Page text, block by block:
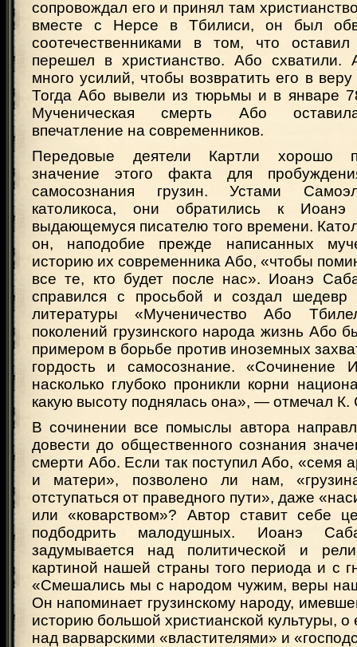
сопровождал его и принял там
вместе с Нерсе в Тбилиси, он был
соотечественниками в том, что
перешел в христианство. Або схватили.
много усилий, чтобы возвратить его в
Тогда Або вывели из тюрьмы и в январе
Мученическая смерть Або
впечатление на современников.
Передовые деятели Картли хорошо
значение этого факта для
самосознания грузин. Устами
католикоса, они обратились к Иоанэ
выдающемуся писателю того времени.
он, наподобие прежде написанных
историю их современника Або, «чтобы
все те, кто будет после нас». Иоанэ
справился с просьбой и создал шедевр
литературы «Мученичество Або
поколений грузинского народа жизнь Або
примером в борьбе против иноземных
гордость и самосознание. «Сочинение
насколько глубоко проникли корни
какую высоту поднялась она», — отмечал К.
В сочинении все помыслы автора
довести до общественного сознания
смерти Або. Если так поступил Або, «семя
и матери», позволено ли нам,
отступаться от праведного пути», даже
или «коварством»? Автор ставит себе
подбодрить малодушных. Иоанэ
задумывается над политической и
картиной нашей страны того периода и с
«Смешались мы с народом чужим, веры
Он напоминает грузинскому народу,
историю большой христианской культуры, о
над варварскими «властителями» и